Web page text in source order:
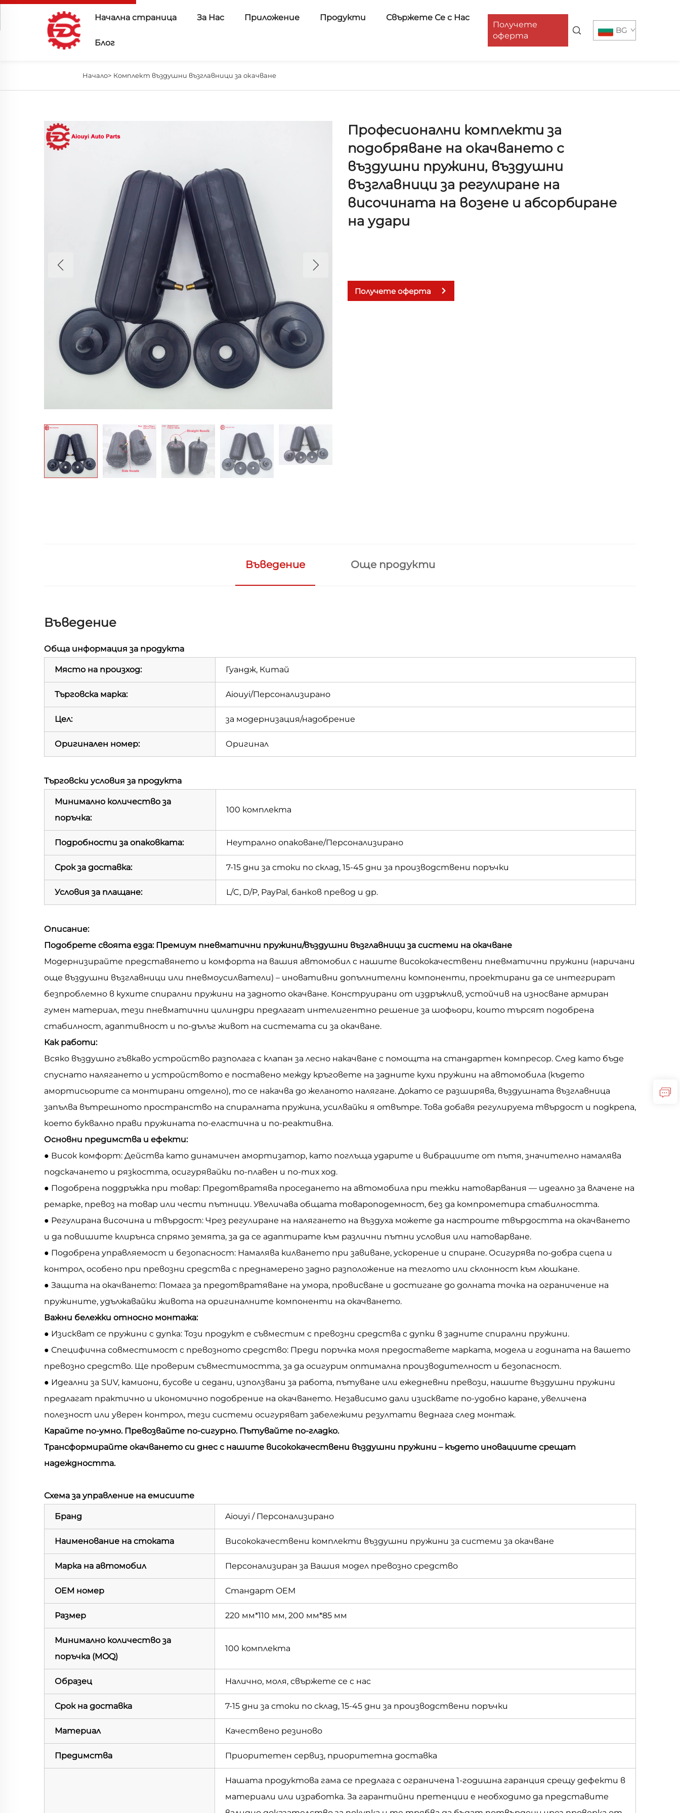
Начална страница За Нас Приложение Продукти Свържете Се с Нас
Блог
Получете
оферта
BG
Начало> Комплект въздушни възглавници за окачване
Професионални комплекти за
подобряване на окачването с
въздушни пружини, въздушни
възглавници за регулиране на
височината на возене и абсорбиране
на удари
Получете оферта
Въведение Още продукти
Въведение
Обща информация за продукта
Място на произход: Гуандж, Китай
Търговска марка: Aiouyi/Персонализирано
Цел: за модернизация/надобрение
Оригинален номер: Оригинал
Търговски условия за продукта
Минимално количество за
поръчка:
100 комплекта
Подробности за опаковката: Неутрално опаковане/Персонализирано
Срок за доставка: 7-15 дни за стоки по склад, 15-45 дни за производствени поръчки
Условия за плащане: L/C, D/P, PayPal, банков превод и др.
Описание:
Подобрете своята езда: Премиум пневматични пружини/въздушни възглавници за системи на окачване
Модернизирайте представянето и комфорта на вашия автомобил с нашите висококачествени пневматични пружини (наричани
още въздушни възглавници или пневмоусилватели) – иновативни допълнителни компоненти, проектирани да се интегрират
безпроблемно в кухите спирални пружини на задното окачване. Конструирани от издръжлив, устойчив на износване армиран
гумен материал, тези пневматични цилиндри предлагат интелигентно решение за шофьори, които търсят подобрена
стабилност, адаптивност и по-дълъг живот на системата си за окачване.
Как работи:
Всяко въздушно гъвкаво устройство разполага с клапан за лесно накачване с помощта на стандартен компресор. След като бъде
спуснато налягането и устройството е поставено между кръговете на задните кухи пружини на автомобила (където
амортисьорите са монтирани отделно), то се накачва до желаното налягане. Докато се разширява, въздушната възглавница
запълва вътрешното пространство на спиралната пружина, усилвайки я отвътре. Това добавя регулируема твърдост и подкрепа,
което буквално прави пружината по-еластична и по-реактивна.
Основни предимства и ефекти:
● Висок комфорт: Действа като динамичен амортизатор, като поглъща ударите и вибрациите от пътя, значително намалява
подскачането и рязкостта, осигурявайки по-плавен и по-тих ход.
● Подобрена поддръжка при товар: Предотвратява проседането на автомобила при тежки натоварвания — идеално за влачене на
ремарке, превоз на товар или чести пътници. Увеличава общата товароподемност, без да компрометира стабилността.
● Регулирана височина и твърдост: Чрез регулиране на налягането на въздуха можете да настроите твърдостта на окачването
и да повишите клирънса спрямо земята, за да се адаптирате към различни пътни условия или натоварване.
● Подобрена управляемост и безопасност: Намалява килването при завиване, ускорение и спиране. Осигурява по-добра сцепа и
контрол, особено при превозни средства с преднамерено задно разположение на теглото или склонност към люшкане.
● Защита на окачването: Помага за предотвратяване на умора, провисване и достигане до долната точка на ограничение на
пружините, удължавайки живота на оригиналните компоненти на окачването.
Важни бележки относно монтажа:
● Изискват се пружини с дупка: Този продукт е съвместим с превозни средства с дупки в задните спирални пружини.
● Специфична совместимост с превозното средство: Преди поръчка моля предоставете марката, модела и годината на вашето
превозно средство. Ще проверим съвместимостта, за да осигурим оптимална производителност и безопасност.
● Идеални за SUV, камиони, бусове и седани, използвани за работа, пътуване или ежедневни превози, нашите въздушни пружини
предлагат практично и икономично подобрение на окачването. Независимо дали изисквате по-удобно каране, увеличена
полезност или уверен контрол, тези системи осигуряват забележими резултати веднага след монтаж.
Карайте по-умно. Превозвайте по-сигурно. Пътувайте по-гладко.
Трансформирайте окачването си днес с нашите висококачествени въздушни пружини – където иновациите срещат
надеждността.
Схема за управление на емисиите
Бранд Aiouyi / Персонализирано
Наименование на стоката Висококачествени комплекти въздушни пружини за системи за окачване
Марка на автомобил Персонализиран за Вашия модел превозно средство
OEM номер Стандарт OEM
Размер 220 мм*110 мм, 200 мм*85 мм
Минимално количество за
поръчка (MOQ)
100 комплекта
Образец Налично, моля, свържете се с нас
Срок на доставка 7-15 дни за стоки по склад, 15-45 дни за производствени поръчки
Материал Качествено резиново
Предимства Приоритетен сервиз, приоритетна доставка
Нашата продуктова гама се предлага с ограничена 1-годишна гаранция срещу дефекти в
материали или изработка. За гарантийни претенции е необходимо да представите